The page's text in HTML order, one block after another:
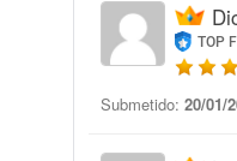
TOP
Submetido: 20/01/